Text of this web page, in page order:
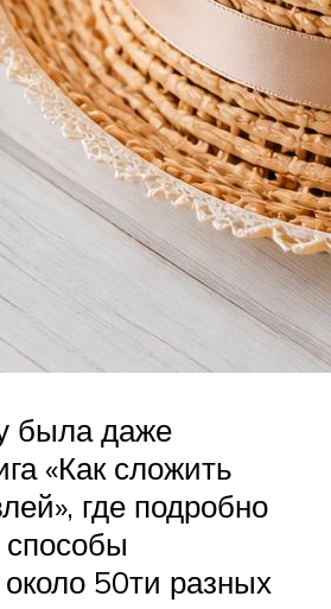
была даже
«Как сложить
где подробно
около 50ти разных